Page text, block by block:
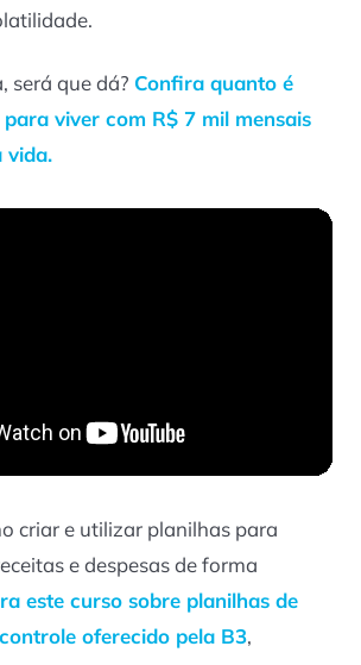
será que dá? Confira quanto é
viver com R$ 7 mil mensais
vida.
criar e utilizar planilhas para
e despesas de forma
este curso sobre planilhas de
oferecido pela B3,